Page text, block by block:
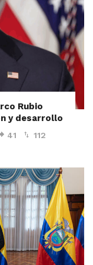
Rubio
y desarrollo
41 112